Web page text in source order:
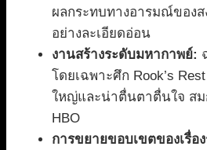
ผลกระทบทางอารมณ์ของส
อย่างละเอียดอ่อน
งานสร้างระดับมหากาพย์:
โดยเฉพาะศึก Rook’s
ใหญ่และน่าตื่นตาตื่นใจ สม
HBO
การขยายขอบเขตของเรื่อ